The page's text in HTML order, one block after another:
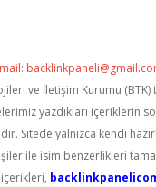
ve İletişim Kurumu
yazdıkları
Sitede yalnızca kendi
ile isim benzerlikleri